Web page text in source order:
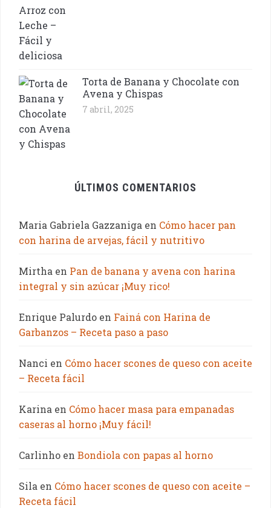
Torta de Banana y Chocolate con
Avena y Chispas
7 abril, 2025
ÚLTIMOS COMENTARIOS
Maria Gabriela Gazzaniga en Cómo hacer pan
con harina de arvejas, fácil y nutritivo
Mirtha en Pan de banana y avena con harina
integral y sin azúcar ¡Muy rico!
Enrique Palurdo en Fainá con Harina de
Garbanzos – Receta paso a paso
Nanci en Cómo hacer scones de queso con aceite
– Receta fácil
Karina en Cómo hacer masa para empanadas
caseras al horno ¡Muy fácil!
Carlinho en Bondiola con papas al horno
Sila en Cómo hacer scones de queso con aceite –
Receta fácil